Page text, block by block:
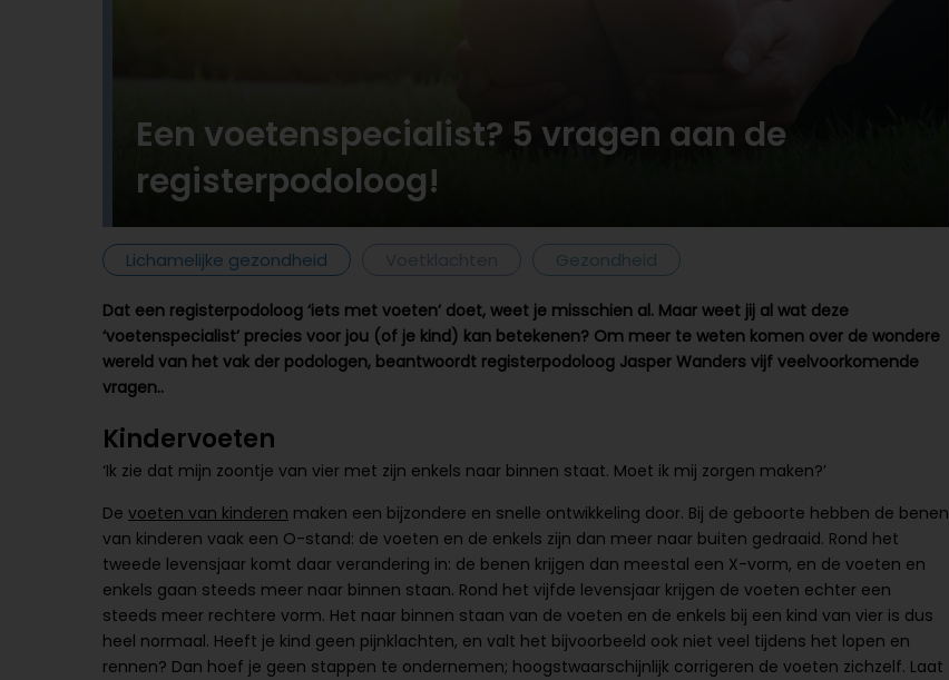
Een voetenspecialist? 5 vragen aan de
registerpodoloog!
Lichamelijke gezondheid Gezondheid
Dat een registerpodoloog ‘iets met voeten’ doet, weet je misschien al. Maar weet jij al wat deze
‘voetenspecialist’ precies voor jou (of je kind) kan betekenen? Om meer te weten komen over de wondere
wereld van het vak der podologen, beantwoordt registerpodoloog Jasper Wanders vijf veelvoorkomende
vragen..
Kindervoeten
‘Ik zie dat mijn zoontje van vier met zijn enkels naar binnen staat. Moet ik mij zorgen maken?’
De voeten van kinderen maken een bijzondere en snelle ontwikkeling door. Bij de geboorte hebben de benen
van kinderen vaak een O-stand: de voeten en de enkels zijn dan meer naar buiten gedraaid. Rond het
tweede levensjaar komt daar verandering in: de benen krijgen dan meestal een X-vorm, en de voeten en
enkels gaan steeds meer naar binnen staan. Rond het vijfde levensjaar krijgen de voeten echter een
steeds meer rechtere vorm. Het naar binnen staan van de voeten en de enkels bij een kind van vier is dus
heel normaal. Heeft je kind geen pijnklachten, en valt het bijvoorbeeld ook niet veel tijdens het lopen en
rennen? Dan hoef je geen stappen te ondernemen; hoogstwaarschijnlijk corrigeren de voeten zichzelf. Laat